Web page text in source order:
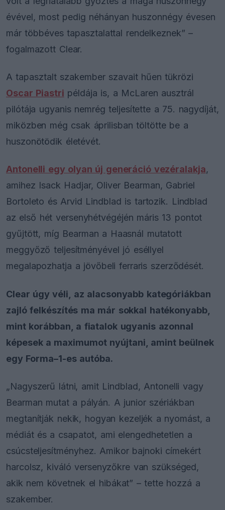
évével, most pedig néhányan huszonnégy évesen
már többéves tapasztalattal rendelkeznek” –
fogalmazott Clear.
A tapasztalt szakember szavait hűen tükrözi
Oscar Piastri példája is, a McLaren ausztrál
pilótája ugyanis nemrég teljesítette a 75. nagydíját,
miközben még csak áprilisban töltötte be a
huszonötödik életévét.
Antonelli egy olyan új generáció vezéralakja,
amihez Isack Hadjar, Oliver Bearman, Gabriel
Bortoleto és Arvid Lindblad is tartozik. Lindblad
az első hét versenyhétvégéjén máris 13 pontot
gyűjtött, míg Bearman a Haasnál mutatott
meggyőző teljesítményével jó eséllyel
megalapozhatja a jövőbeli ferraris szerződését.
Clear úgy véli, az alacsonyabb kategóriákban
zajló felkészítés ma már sokkal hatékonyabb,
mint korábban, a fiatalok ugyanis azonnal
képesek a maximumot nyújtani, amint beülnek
egy Forma–1-es autóba.
„Nagyszerű látni, amit Lindblad, Antonelli vagy
Bearman mutat a pályán. A junior szériákban
megtanítják nekik, hogyan kezeljék a nyomást, a
médiát és a csapatot, ami elengedhetetlen a
csúcsteljesítményhez. Amikor bajnoki címekért
harcolsz, kiváló versenyzőkre van szükséged,
akik nem követnek el hibákat” – tette hozzá a
szakember.